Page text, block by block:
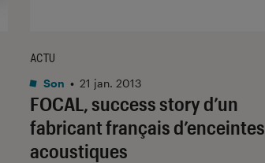
FOCAL, success story d’un
fabricant français d’enceintes
acoustiques
ACTU
Son • 21 jan. 2013